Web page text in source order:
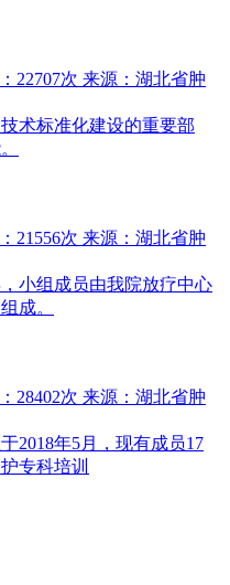
22707次 来源：湖北省肿
术标准化建设的重要部
21556次 来源：湖北省肿
小组成员由我院放疗中心
成。
28402次 来源：湖北省肿
2018年5月，现有成员17
专科培训